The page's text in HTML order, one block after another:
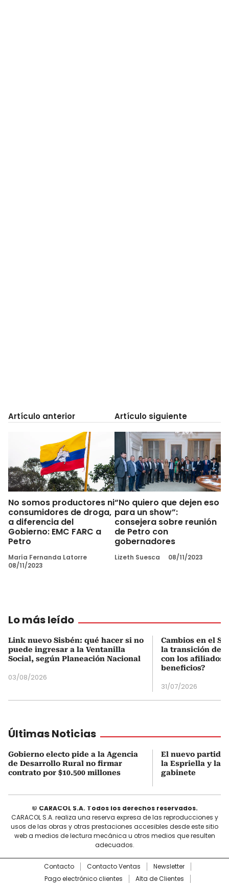
Artículo anterior
No somos productores ni
consumidores de droga,
a diferencia del
Gobierno: EMC FARC a
Petro
María Fernanda Latorre
08/11/2023
Artículo siguiente
“No quiero que dejen eso
para un show”:
consejera sobre reunión
de Petro con
gobernadores
Lizeth Suesca 08/11/2023
Lo más leído
Link nuevo Sisbén: qué hacer si no
puede ingresar a la Ventanilla
Social, según Planeación Nacional
03/08/2026
Cambios en el
la transición del
con los afiliados
beneficios?
31/07/2026
Últimas Noticias
Gobierno electo pide a la Agencia
de Desarrollo Rural no firmar
contrato por $10.500 millones
El nuevo partido
la Espriella y la
gabinete
© CARACOL S.A. Todos los derechos reservados.
CARACOL S.A. realiza una reserva expresa de las reproducciones y
usos de las obras y otras prestaciones accesibles desde este sitio
web a medios de lectura mecánica u otros medios que resulten
adecuados.
Contacto Contacto Ventas
Newsletter
Pago electrónico clientes
Alta de Clientes